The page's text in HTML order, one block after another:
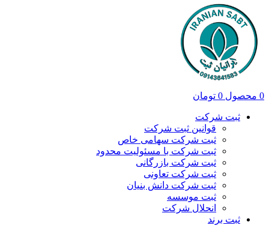
0 محصول 0 تومان
ثبت شرکت
قوانین ثبت شرکت
ثبت شرکت سهامی خاص
ثبت شرکت با مسئولیت محدود
ثبت شرکت بازرگانی
ثبت شرکت تعاونی
ثبت شرکت دانش بنیان
ثبت موسسه
انحلال شرکت
ثبت برند